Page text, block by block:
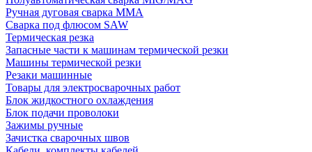
Ручная дуговая сварка MMA
Сварка под флюсом SAW
Термическая резка
Запасные части к машинам термической резки
Машины термической резки
Резаки машинные
Товары для электросварочных работ
Блок жидкостного охлаждения
Блок подачи проволоки
Зажимы ручные
Зачистка сварочных швов